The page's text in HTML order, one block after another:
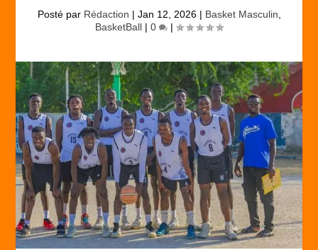
Posté par Rédaction | Jan 12, 2026| Basket Masculin
BasketBall | 0 |